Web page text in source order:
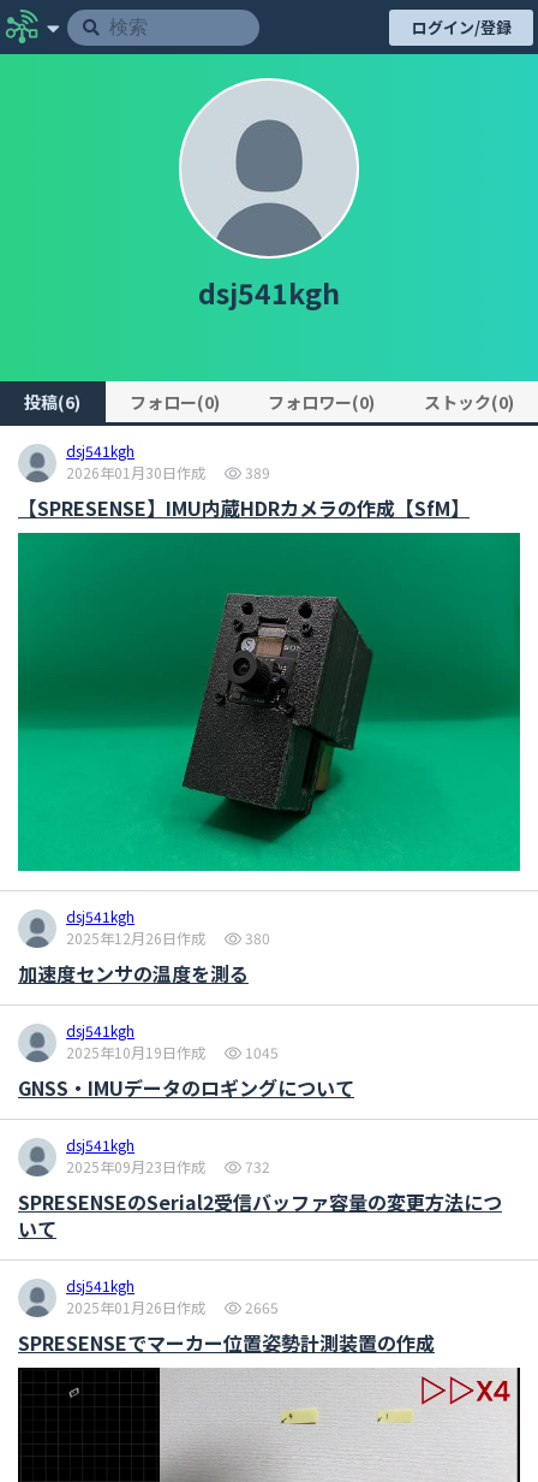
ログイン/登録
dsj541kgh
投稿(6) フォロー(0) フォロワー(0) ストック(0)
dsj541kgh
2026年01月30日作成
389
【SPRESENSE】IMU内蔵HDRカメラの作成【SfM】
dsj541kgh
2025年12月26日作成
380
加速度センサの温度を測る
dsj541kgh
2025年10月19日作成
1045
GNSS・IMUデータのロギングについて
dsj541kgh
2025年09月23日作成
732
SPRESENSEのSerial2受信バッファ容量の変更方法につ
いて
dsj541kgh
2025年01月26日作成
2665
SPRESENSEでマーカー位置姿勢計測装置の作成